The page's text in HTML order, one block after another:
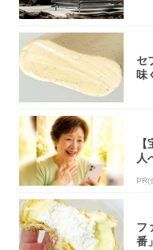
セ
味
人
PR(
フ
番